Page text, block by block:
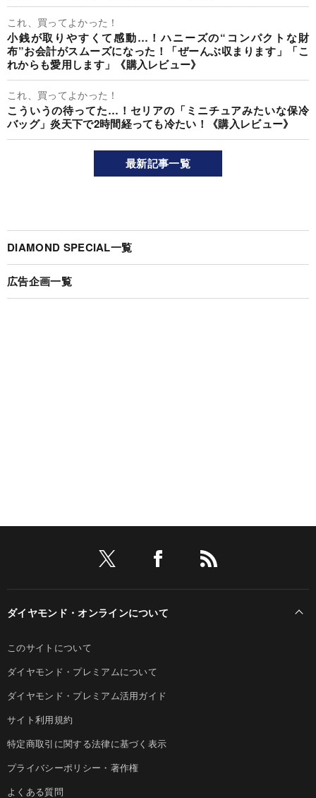
これ、買ってよかった！
小銭が取りやすくて感動…！ハニーズの“コンパクトな財
布”お会計がスムーズになった！「ぜーんぶ収まります」「こ
れからも愛用します」《購入レビュー》
これ、買ってよかった！
こういうの待ってた…！セリアの「ミニチュアみたいな保冷
バッグ」炎天下で2時間経っても冷たい！《購入レビュー》
最新記事一覧
DIAMOND SPECIAL一覧
広告企画一覧
ダイヤモンド・オンラインについて
このサイトについて
ダイヤモンド・プレミアムについて
ダイヤモンド・プレミアム活用ガイド
サイト利用規約
特定商取引に関する法律に基づく表示
プライバシーポリシー・著作権
よくある質問